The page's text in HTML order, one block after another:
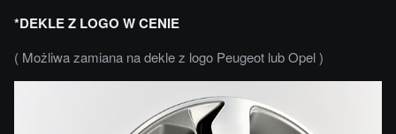
*DEKLE Z LOGO W CENIE
( Możliwa zamiana na dekle z logo Peugeot lub Opel )